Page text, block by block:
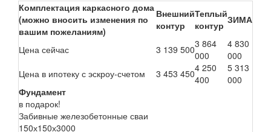
Комплектация каркасного дома
(можно вносить изменения по
вашим пожеланиям)
Внешний
контур
Теплый
контур ЗИМА
Цена сейчас 3 139 5003 864
000
4 830
000
Цена в ипотеку с эскроу-счетом
3 453 4504 250
400
5 313
000
Фундамент
в подарок!
Забивные железобетонные сваи
150х150х3000